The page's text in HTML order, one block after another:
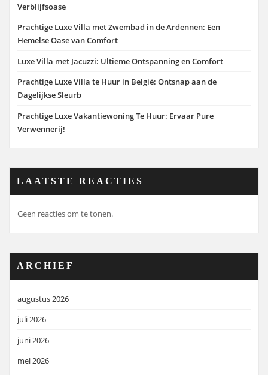
Verblijfsoase
Prachtige Luxe Villa met Zwembad in de Ardennen: Een
Hemelse Oase van Comfort
Luxe Villa met Jacuzzi: Ultieme Ontspanning en Comfort
Prachtige Luxe Villa te Huur in België: Ontsnap aan de
Dagelijkse Sleurb
Prachtige Luxe Vakantiewoning Te Huur: Ervaar Pure
Verwennerij!
LAATSTE REACTIES
Geen reacties om te tonen.
ARCHIEF
augustus 2026
juli 2026
juni 2026
mei 2026